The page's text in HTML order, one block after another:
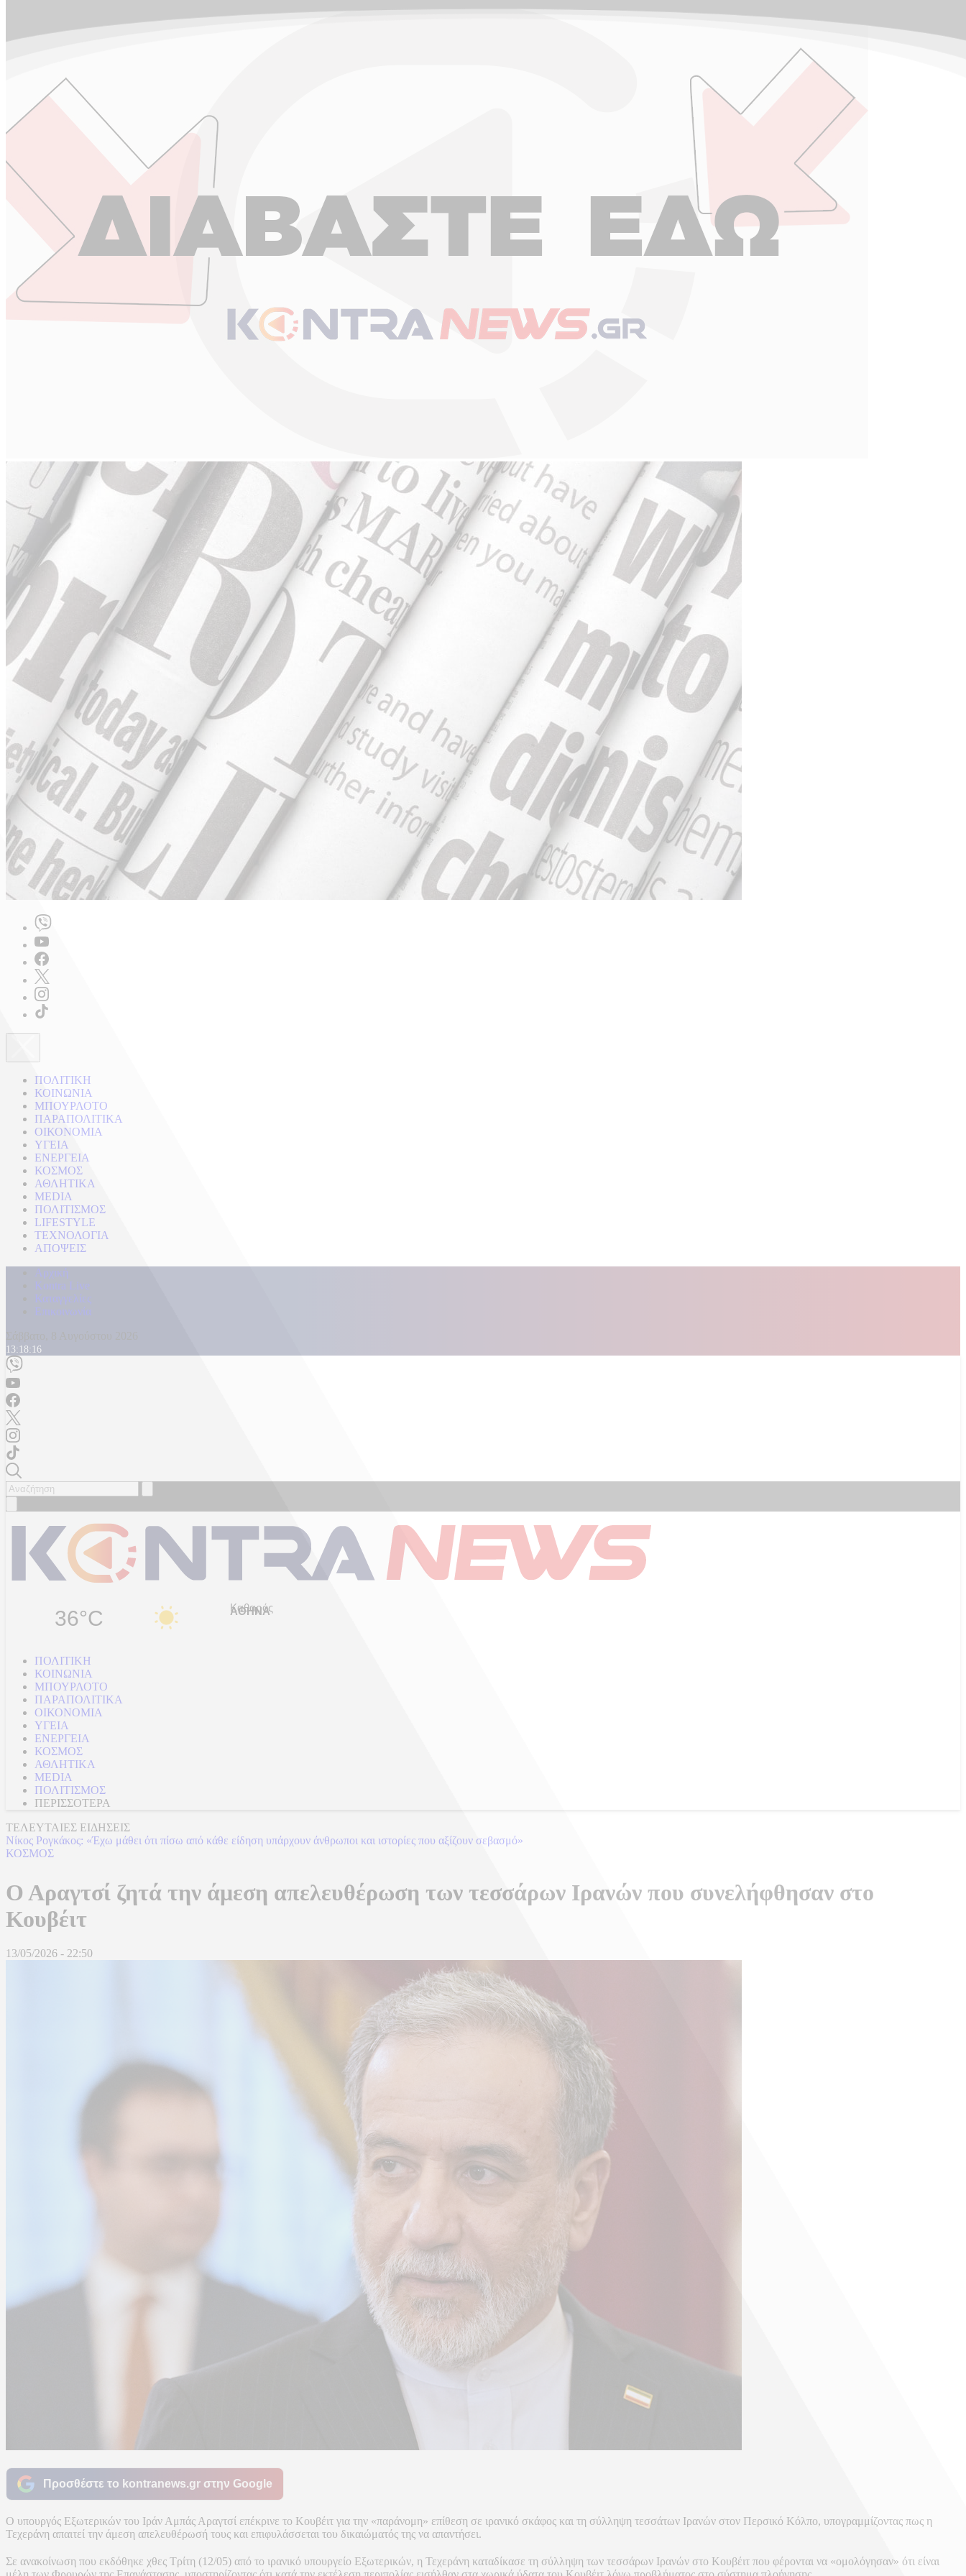
ΠΟΛΙΤΙΚΗ
ΚΟΙΝΩΝΙΑ
ΜΠΟΥΡΛΟΤΟ
ΠΑΡΑΠΟΛΙΤΙΚΑ
ΟΙΚΟΝΟΜΙΑ
ΥΓΕΙΑ
ΕΝΕΡΓΕΙΑ
ΚΟΣΜΟΣ
ΑΘΛΗΤΙΚΑ
MEDIA
ΠΟΛΙΤΙΣΜΟΣ
LIFESTYLE
ΤΕΧΝΟΛΟΓΙΑ
ΑΠΟΨΕΙΣ
Αρχική
Kontra Live
Καταγγελίες
Επικοινωνία
13:18:18
36°C Καθαρός
ΠΟΛΙΤΙΚΗ
ΚΟΙΝΩΝΙΑ
ΜΠΟΥΡΛΟΤΟ
ΠΑΡΑΠΟΛΙΤΙΚΑ
ΟΙΚΟΝΟΜΙΑ
ΥΓΕΙΑ
ΕΝΕΡΓΕΙΑ
ΚΟΣΜΟΣ
ΑΘΛΗΤΙΚΑ
MEDIA
ΠΟΛΙΤΙΣΜΟΣ
ΠΕΡΙΣΣΟΤΕΡΑ
ΤΕΛΕΥΤΑΙΕΣ ΕΙΔΗΣΕΙΣ
Νίκος Ρογκάκος: «Έχω μάθει ότι πίσω από κάθε είδηση υπάρχουν άνθρωποι και ιστορίες που αξίζουν σεβασμό»
ΚΟΣΜΟΣ
Ο Αραγτσί ζητά την άμεση απελευθέρωση των τεσσάρων Ιρανών που συνελήφθησαν στο
Κουβέιτ
13/05/2026 - 22:50
Προσθέστε το kontranews.gr στην Google
Ο υπουργός Εξωτερικών του Ιράν Αμπάς Αραγτσί επέκρινε το Κουβέιτ για την «παράνομη» επίθεση σε ιρανικό σκάφος και τη σύλληψη τεσσάτων Ιρανών στον Περσικό Κόλπο, υπογραμμίζοντας πως η
Τεχεράνη απαιτεί την άμεση απελευθέρωσή τους και επιφυλάσσεται του δικαιώματός της να απαντήσει.
Σε ανακοίνωση που εκδόθηκε χθες Τρίτη (12/05) από το ιρανικό υπουργείο Εξωτερικών, η Τεχεράνη καταδίκασε τη σύλληψη των τεσσάρων Ιρανών στο Κουβέιτ που φέρονται να «ομολόγησαν» ότι είναι